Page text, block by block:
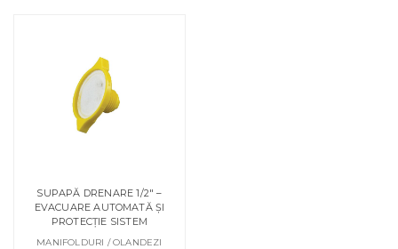
SUPAPĂ DRENARE 1/2″ –
EVACUARE AUTOMATĂ ȘI
PROTECȚIE SISTEM
MANIFOLDURI / OLANDEZI